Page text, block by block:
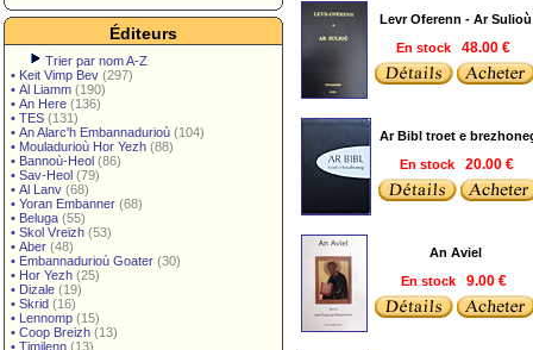
Éditeurs
Trier par nom A-Z
• Keit Vimp Bev (297)
• Al Liamm (190)
• An Here (136)
• TES (131)
• An Alarc'h Embannadurioù (104)
• Mouladurioù Hor Yezh (88)
• Bannoù-Heol (86)
• Sav-Heol (79)
• Al Lanv (68)
• Yoran Embanner (68)
• Beluga (55)
• Skol Vreizh (53)
• Aber (48)
• Embannadurioù Goater (30)
• Hor Yezh (25)
• Dizale (19)
• Skrid (16)
• Lennomp (15)
• Coop Breizh (13)
• Timilenn (13)
Levr Oferenn - Ar Sulioù
En stock
48.00 €
Ar Bibl troet e
En stock
20.00 €
An Aviel
En stock
9.00 €